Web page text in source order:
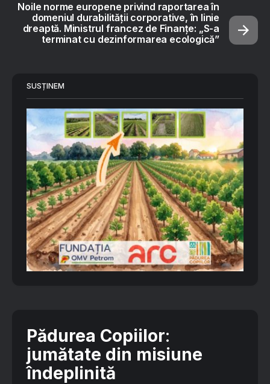
Noile norme europene privind raportarea în
domeniul durabilității corporative, în linie
dreaptă. Ministrul francez de Finanțe: „S-a
terminat cu dezinformarea ecologică”
SUSȚINEM
Pădurea Copiilor:
jumătate din misiune
îndeplinită